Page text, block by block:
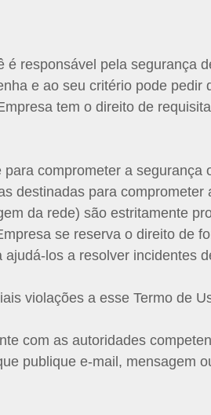
responsável pela segurança
e ao seu critério pode pedir
tem o direito de
comprometer a segurança
destinadas para comprometer
da rede) são estritamente
se reserva o direito de
los a resolver incidentes
violações a esse Termo de
com as autoridades
publique e-mail, mensagem